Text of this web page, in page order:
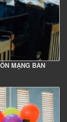
MẠNG BAN